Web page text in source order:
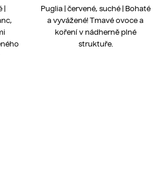
|
Puglia | červené, suché | Bohaté
a vyvážené! Tmavé ovoce a
koření v nádherně plné
struktuře.